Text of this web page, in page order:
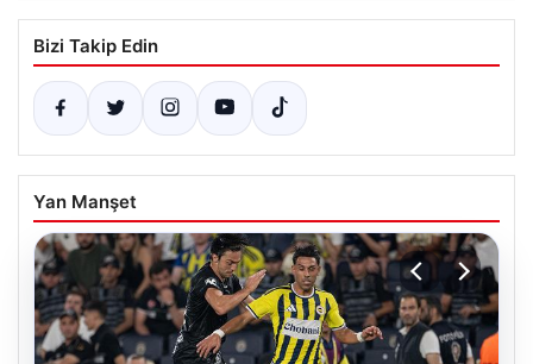
Bizi Takip Edin
Yan Manşet